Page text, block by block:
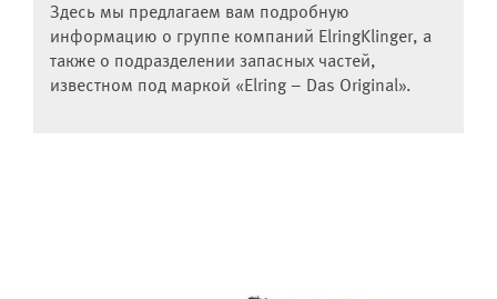
Здесь мы предлагаем вам подробную
информацию о группе компаний ElringKlinger, а
также о подразделении запасных частей,
известном под маркой «Elring – Das Original».